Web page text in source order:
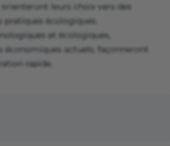
leurs choix vers des
pratiques écologiques.
et écologiques,
économiques actuels, façonneront
rapide.